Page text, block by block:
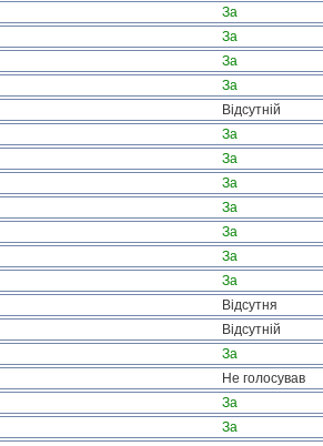
За
За
За
За
Відсутній
За
За
За
За
За
За
За
Відсутня
Відсутній
За
Не голосував
За
За